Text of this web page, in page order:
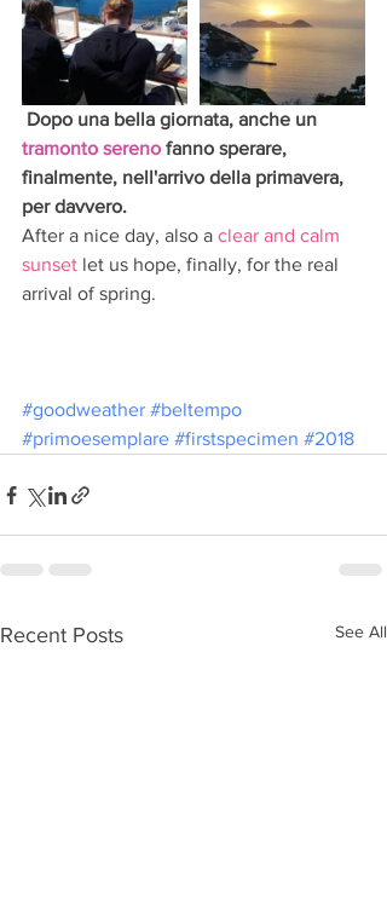
Dopo una bella giornata, anche un
tramonto sereno fanno sperare,
finalmente, nell'arrivo della primavera,
per davvero.
After a nice day, also a clear and calm
sunset let us hope, finally, for the real
arrival of spring.
#goodweather #beltempo
#primoesemplare #firstspecimen #2018
Recent Posts See All